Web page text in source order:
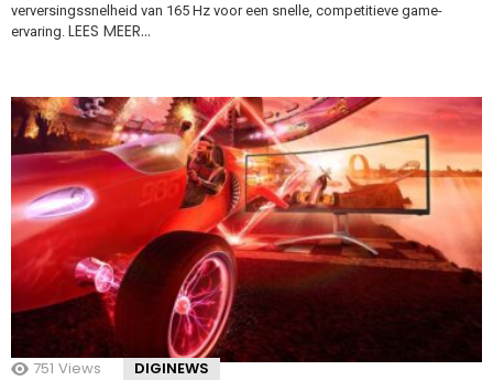
verversingssnelheid van 165 Hz voor een snelle, competitieve game-
ervaring. LEES MEER…
751 Views DIGINEWS